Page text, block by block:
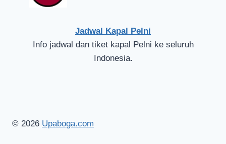
Jadwal Kapal Pelni
Info jadwal dan tiket kapal Pelni ke seluruh
Indonesia.
© 2026 Upaboga.com